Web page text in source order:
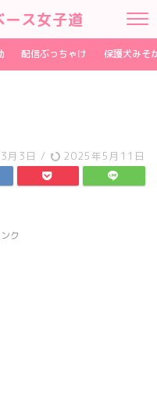
ース女子道
配信ぶっちゃけ 保護犬みそ
月3日 / 2025年5月11日
ク